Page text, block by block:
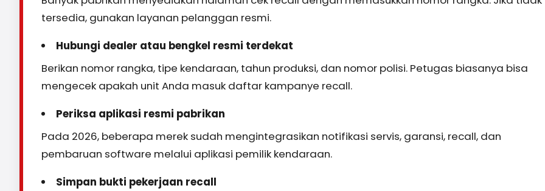
tersedia, gunakan layanan pelanggan resmi.
Hubungi dealer atau bengkel resmi terdekat
Berikan nomor rangka, tipe kendaraan, tahun produksi, dan nomor polisi. Petugas biasanya bisa
mengecek apakah unit Anda masuk daftar kampanye recall.
Periksa aplikasi resmi pabrikan
Pada 2026, beberapa merek sudah mengintegrasikan notifikasi servis, garansi, recall, dan
pembaruan software melalui aplikasi pemilik kendaraan.
Simpan bukti pekerjaan recall